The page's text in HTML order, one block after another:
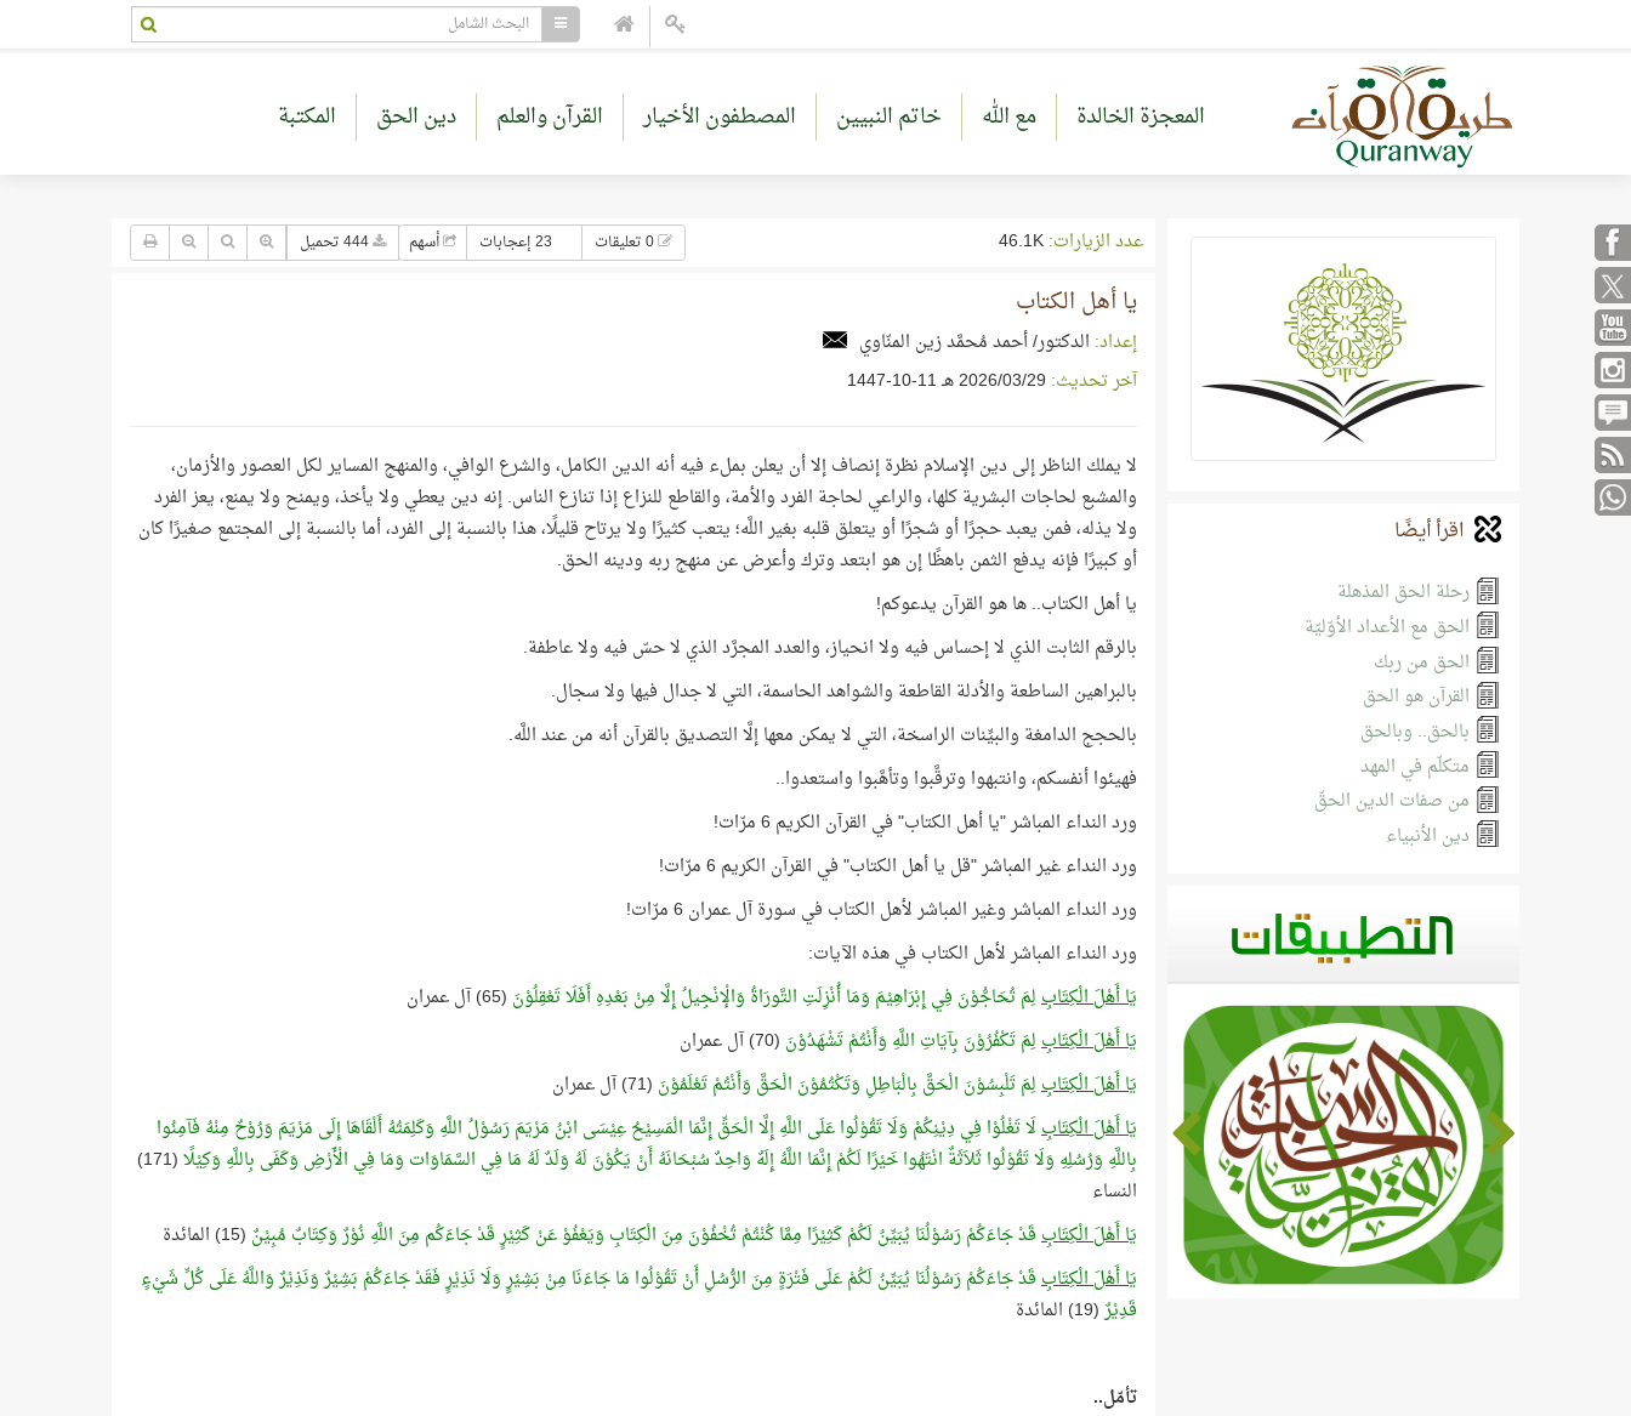
المعجزة الخالدة مع الله خاتم النبيين المصطفون الأخيار القرآن والعلم دين الحق المكتبة
اقرأ أيضًا
رحلة الحق المذهلة
الحق مع الأعداد الأوّليّة
الحق من ربك
القرآن هو الحق
بالحق.. وبالحق
متكلّم في المهد
من صفات الدين الحقّ
دين الأنبياء
عدد الزيارات: 23 إعجابات أسهم
يا أهل الكتاب
إعداد: الدكتور/ أحمد مُحمَّد زين المنّاوي
آخر تحديث: 29‏/03‏/2026 هـ 11-10-1447
لا يملك الناظر إلى دين الإسلام نظرة إنصاف إلا أن يعلن بملء فيه أنه الدين الكامل، والشرع الوافي، والمنهج المساير لكل العصور والأزمان،
والمشبع لحاجات البشرية كلها، والراعي لحاجة الفرد والأمة، والقاطع للنزاع إذا تنازع الناس. إنه دين يعطي ولا يأخذ، ويمنح ولا يمنع، يعز الفرد
ولا يذله، فمن يعبد حجرًا أو شجرًا أو يتعلق قلبه بغير اللَّه؛ يتعب كثيرًا ولا يرتاح قليلًا، هذا بالنسبة إلى الفرد، أما بالنسبة إلى المجتمع صغيرًا كان
أو كبيرًا فإنه يدفع الثمن باهظًا إن هو ابتعد وترك وأعرض عن منهج ربه ودينه الحق.
يا أهل الكتاب.. ها هو القرآن يدعوكم!
بالرقم الثابت الذي لا إحساس فيه ولا انحياز، والعدد المجرَّد الذي لا حسّ فيه ولا عاطفة.
بالبراهين الساطعة والأدلة القاطعة والشواهد الحاسمة، التي لا جدال فيها ولا سجال.
بالحجج الدامغة والبيِّنات الراسخة، التي لا يمكن معها إلَّا التصديق بالقرآن أنه من عند اللَّه.
فهيئوا أنفسكم، وانتبهوا وترقَّبوا وتأهَّبوا واستعدوا..
ورد النداء المباشر "يا أهل الكتاب" في القرآن الكريم 6 مرّات!
ورد النداء غير المباشر "قل يا أهل الكتاب" في القرآن الكريم 6 مرّات!
ورد النداء المباشر وغير المباشر لأهل الكتاب في سورة آل عمران 6 مرّات!
ورد النداء المباشر لأهل الكتاب في هذه الآيات:
يَا أَهْلَ الْكِتَابِلِمَ تُحَاجُّوْنَ فِي إِبْرَاهِيْمَ وَمَا أُنْزِلَتِ التَّورَاةُ وَالْإنْجِيلُ إِلَّا مِنْ بَعْدِهِ أَفَلَا تَعْقِلُوْنَ (65) آل عمران
يَا أَهْلَ الْكِتَابِلِمَ تَكْفُرُوْنَ بِآيَاتِ اللَّهِ وَأَنْتُمْ تَشْهَدُوْنَ (70) آل عمران
يَا أَهْلَ الْكِتَابِلِمَ تَلْبِسُوْنَ الْحَقَّ بِالْبَاطِلِ وَتَكْتُمُوْنَ الْحَقَّ وَأَنْتُمْ تَعْلَمُوْنَ (71) آل عمران
يَا أَهْلَ الْكِتَابِلَا تَغْلُوْا فِي دِيْنِكُمْ وَلَا تَقُوْلُوا عَلَى اللَّهِ إِلَّا الْحَقِّ إِنَّمَا الْمَسِيْحُ عِيْسَى ابْنُ مَرْيَمَ رَسُوْلُ اللَّهِ وَكَلِمَتُهُ أَلْقَاهَا إِلَى مَرْيَمَ وَرُوْحٌ مِنْهُ فَآمِنُوا
بِاللَّهِ وَرُسُلِهِ وَلَا تَقُوْلُوا ثَلاَثَةٌ انْتَهُوا خَيْرًا لَكُمْ إِنَّمَا اللَّهُ إِلَهٌ وَاحِدٌ سُبْحَانَهُ أَنْ يَكُوْنَ لَهُ وَلَدٌ لَهُ مَا فِي السَّمَاوَات وَمَا فِي الْأَرْضِ وَكَفَى بِاللَّهِ وَكِيْلًا
(171)
النساء
يَا أَهْلَ الْكِتَابِقَدْ جَاءَكُمْ رَسُوْلُنَا يُبَيِّنُ لَكُمْ كَثِيْرًا مِمَّا كُنْتُمْ تُخْفُوْنَ مِنَ الْكِتَابِ وَيَعْفُوْ عَنْ كَثِيْرٍ قَدْ جَاءَكُم مِنَ اللَّهِ نُوْرٌ وَكِتَابٌ مُبِيْنٌ (15) المائدة
يَا أَهْلَ الْكِتَابِقَدْ جَاءَكُمْ رَسُوْلُنَا يُبَيِّنُ لَكُمْ عَلَى فَتْرَةٍ مِنَ الرُّسُلِ أَنْ تَقُوْلُوا مَا جَاءَنَا مِنْ بَشِيْرٍ وَلَا نَذِيْرٍ فَقَدْ جَاءَكُمْ بَشِيْرٌ وَنَذِيْرٌ وَاللَّهُ عَلَى كُلِّ شَيْءٍ
قَدِيْرٌ(19) المائدة
تأمّل..